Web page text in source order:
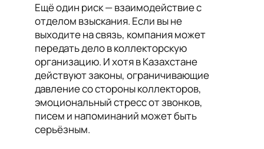
Ещё один риск — взаимодействие с
отделом взыскания. Если вы не
выходите на связь, компания может
передать дело в коллекторскую
организацию. И хотя в Казахстане
действуют законы, ограничивающие
давление со стороны коллекторов,
эмоциональный стресс от звонков,
писем и напоминаний может быть
серьёзным.